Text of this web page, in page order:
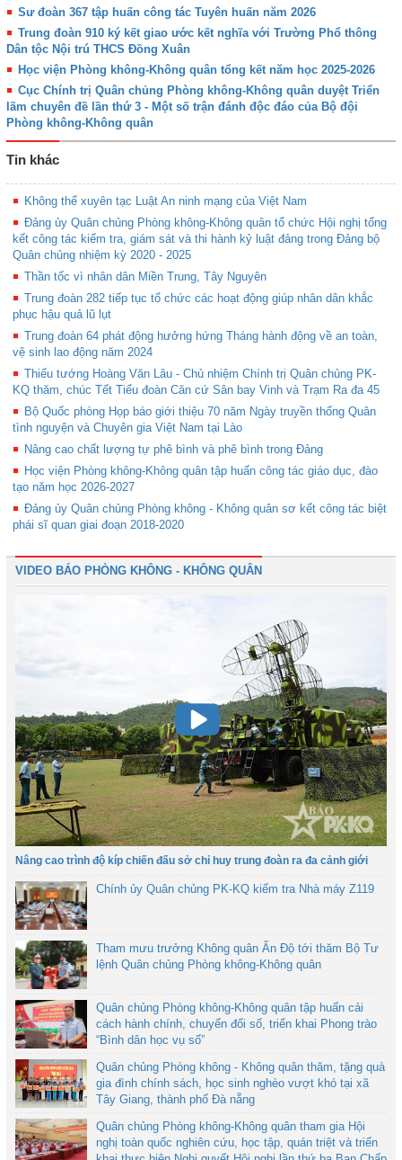
Sư đoàn 367 tập huấn công tác Tuyên huấn năm 2026
Trung đoàn 910 ký kết giao ước kết nghĩa với Trường Phổ thông
Dân tộc Nội trú THCS Đồng Xuân
Học viện Phòng không-Không quân tổng kết năm học 2025-2026
Cục Chính trị Quân chủng Phòng không-Không quân duyệt Triển
lãm chuyên đề lần thứ 3 - Một số trận đánh độc đáo của Bộ đội
Phòng không-Không quân
Tin khác
Không thể xuyên tạc Luật An ninh mạng của Việt Nam
Đảng ủy Quân chủng Phòng không-Không quân tổ chức Hội nghị tổng
kết công tác kiểm tra, giám sát và thi hành kỷ luật đảng trong Đảng bộ
Quân chủng nhiệm kỳ 2020 - 2025
Thần tốc vì nhân dân Miền Trung, Tây Nguyên
Trung đoàn 282 tiếp tục tổ chức các hoạt động giúp nhân dân khắc
phục hậu quả lũ lụt
Trung đoàn 64 phát động hưởng hứng Tháng hành động về an toàn,
vệ sinh lao động năm 2024
Thiếu tướng Hoàng Văn Lâu - Chủ nhiệm Chính trị Quân chủng PK-
KQ thăm, chúc Tết Tiểu đoàn Căn cứ Sân bay Vinh và Trạm Ra đa 45
Bộ Quốc phòng Họp báo giới thiệu 70 năm Ngày truyền thống Quân
tình nguyện và Chuyên gia Việt Nam tại Lào
Nâng cao chất lượng tự phê bình và phê bình trong Đảng
Học viện Phòng không-Không quân tập huấn công tác giáo dục, đào
tạo năm học 2026-2027
Đảng ủy Quân chủng Phòng không - Không quân sơ kết công tác biệt
phái sĩ quan giai đoạn 2018-2020
VIDEO BÁO PHÒNG KHÔNG - KHÔNG QUÂN
Nâng cao trình độ kíp chiến đấu sở chỉ huy trung đoàn ra đa cảnh giới
Chính ủy Quân chủng PK-KQ kiểm tra Nhà máy Z119
Tham mưu trưởng Không quân Ấn Độ tới thăm Bộ Tư
lệnh Quân chủng Phòng không-Không quân
Quân chủng Phòng không-Không quân tập huấn cải
cách hành chính, chuyển đổi số, triển khai Phong trào
“Bình dân học vụ số”
Quân chủng Phòng không - Không quân thăm, tặng quà
gia đình chính sách, học sinh nghèo vượt khó tại xã
Tây Giang, thành phố Đà nẵng
Quân chủng Phòng không-Không quân tham gia Hội
nghị toàn quốc nghiên cứu, học tập, quán triệt và triển